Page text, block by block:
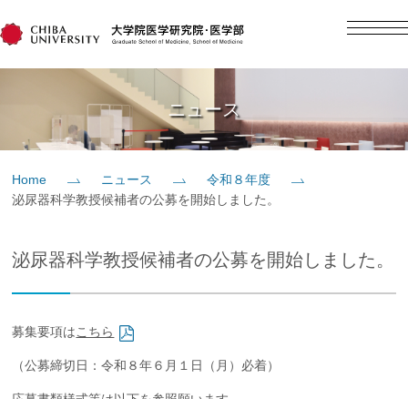
日本語
研究
入学案内
ニュース
Home ニュース
令和８年度
泌尿器科学教授候補者の公募を開始しました。
泌尿器科学教授候補者の公募を開始しました。
募集要項はこちら
（公募締切日：令和８年６月１日（月）必着）